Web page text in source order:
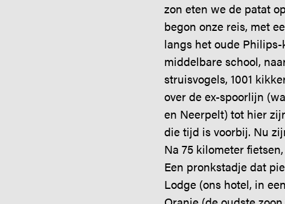
zon eten we de patat
begon onze reis, met
langs het oude Philips-
middelbare school,
struisvogels, 1001
over de ex-spoorlijn
en Neerpelt) tot hier
die tijd is voorbij. Nu
Na 75 kilometer
Een pronkstadje dat
Lodge (ons hotel, in